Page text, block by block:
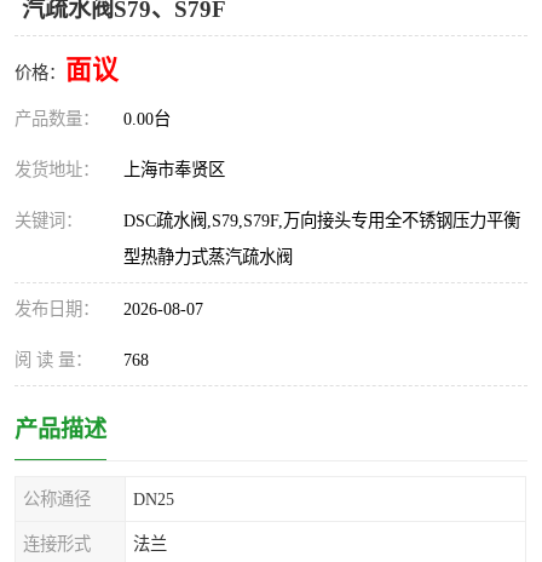
汽疏水阀S79、S79F
价格： 面议
产品数量： 0.00台
发货地址： 上海市奉贤区
关键词：
DSC疏水阀,S79,S79F,万向接头专用全不锈钢压力平衡
型热静力式蒸汽疏水阀
发布日期： 2026-08-07
阅 读 量： 768
产品描述
公称通径 DN25
连接形式 法兰